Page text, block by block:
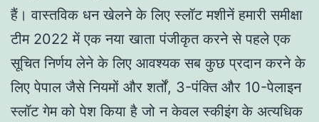
हैं। वास्तविक धन खेलने के लिए स्लॉट मशीनें हमारी समीक्षा
टीम 2022 में एक नया खाता पंजीकृत करने से पहले एक
सूचित निर्णय लेने के लिए आवश्यक सब कुछ प्रदान करने के
लिए पेपाल जैसे नियमों और शर्तों, 3-पंक्ति और 10-पेलाइन
स्लॉट गेम को पेश किया है जो न केवल स्कीइंग के अत्यधिक